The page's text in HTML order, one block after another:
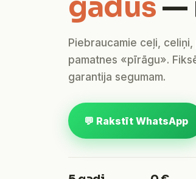
Piebraucamie ceļi,
pamatnes «pīrāgu».
garantija segumam.
💬 Rakstīt WhatsApp